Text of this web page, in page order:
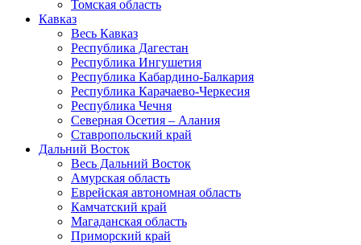
Томская область
Кавказ
Весь Кавказ
Республика Дагестан
Республика Ингушетия
Республика Кабардино-Балкария
Республика Карачаево-Черкесия
Республика Чечня
Северная Осетия – Алания
Ставропольский край
Дальний Восток
Весь Дальний Восток
Амурская область
Еврейская автономная область
Камчатский край
Магаданская область
Приморский край